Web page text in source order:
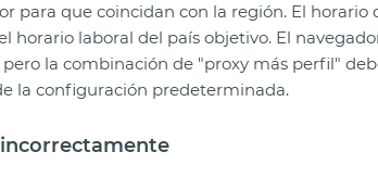
para que coincidan con la región. El horario
horario laboral del país objetivo. El
la combinación de "proxy más perfil"
la configuración predeterminada.
incorrectamente